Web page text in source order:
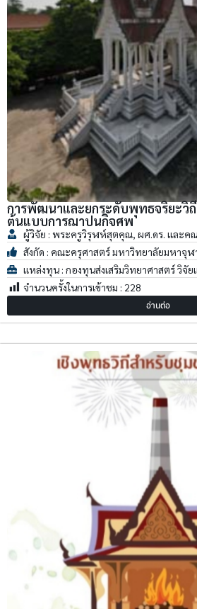
การพัฒนาและยกระดับพุทธจริยะวิ
ต้นแบบการฌาปนกิจศพ
ผู้วิจัย : พระครูวิรุฬห์สุตคุณ, ผศ.ดร. และค
สังกัด : คณะครุศาสตร์ มหาวิทยาลัยมหาจุฬ
แหล่งทุน : กองทุนส่งเสริมวิทยาศาสตร์ วิจัย
จำนวนครั้งในการเข้าชม : 228
อ่านต่อ